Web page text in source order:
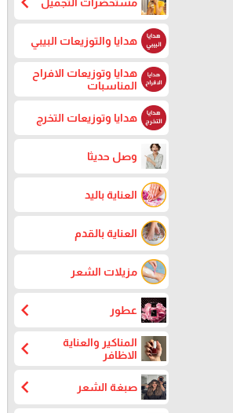
هدايا والتوزيعات البيبي
هدايا وتوزيعات الافراح
المناسبات
هدايا وتوزيعات التخرج
وصل حديثا
العناية باليد
العناية بالقدم
مزيلات الشعر
عطور chevron_left
المناكير والعناية
الاظافر
chevron_left
صبغة الشعر chevron_left